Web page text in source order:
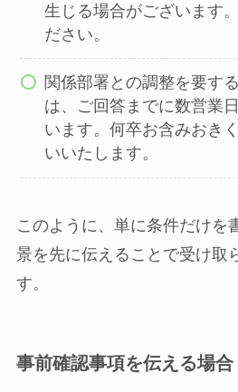
生じる場合がございます
ださい。
関係部署との調整を要す
は、ご回答までに数営業
います。何卒お含みおき
いいたします。
このように、単に条件だけを
景を先に伝えることで受け取
す。
事前確認事項を伝える場合